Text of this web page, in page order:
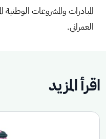
المبادرات والمشروعات الوطنية
العمراني.
اقرأ المزيد